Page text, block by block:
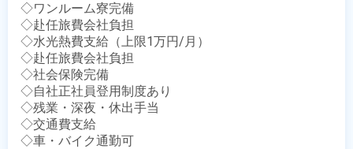
◇ワンルーム寮完備
◇赴任旅費会社負担
◇水光熱費支給（上限1万円/月）
◇赴任旅費会社負担
◇社会保険完備
◇自社正社員登用制度あり
◇残業・深夜・休出手当
◇交通費支給
◇車・バイク通勤可